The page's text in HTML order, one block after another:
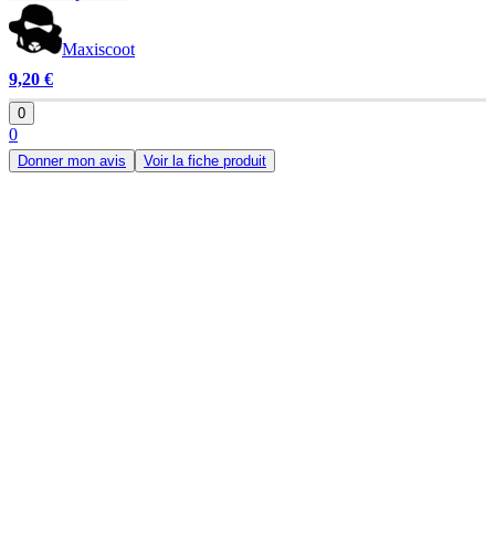
Maxiscoot
9,20 €
0
0
Donner mon avis Voir la fiche produit